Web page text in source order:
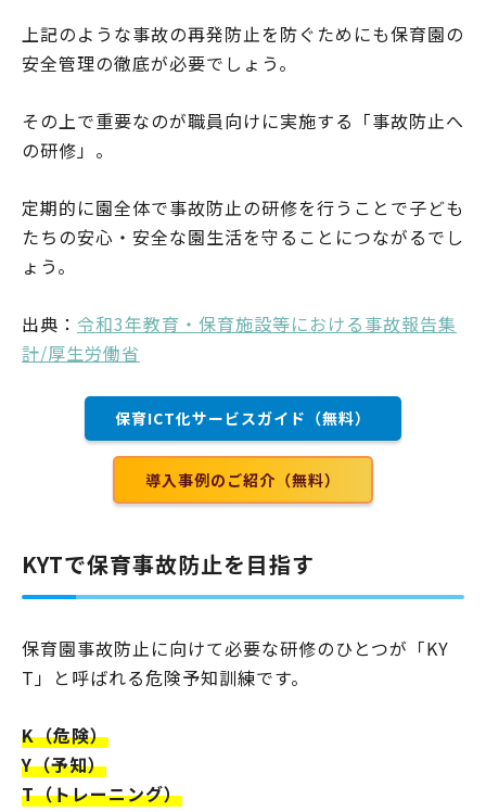
上記のような事故の再発防止を防ぐためにも保育園の
安全管理の徹底が必要でしょう。
その上で重要なのが職員向けに実施する「事故防止へ
の研修」。
定期的に園全体で事故防止の研修を行うことで子ども
たちの安心・安全な園生活を守ることにつながるでし
ょう。
出典： 令和3年教育・保育施設等における事故報告集
計/厚生労働省
保育ICT化サービスガイド（無料）
導入事例のご紹介（無料）
KYTで保育事故防止を目指す
保育園事故防止に向けて必要な研修のひとつが「KY
T」と呼ばれる危険予知訓練です。
K（危険）
Y（予知）
T（トレーニング）